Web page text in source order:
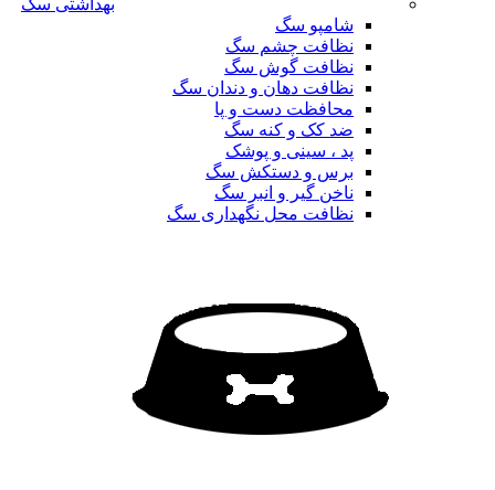
بهداشتی سگ
شامپو سگ
نظافت چشم سگ
نظافت گوش سگ
نظافت دهان و دندان سگ
محافظت دست و پا
ضد کک و کنه سگ
پد ، سینی و پوشک
برس و دستکش سگ
ناخن گیر و انبر سگ
نظافت محل نگهداری سگ